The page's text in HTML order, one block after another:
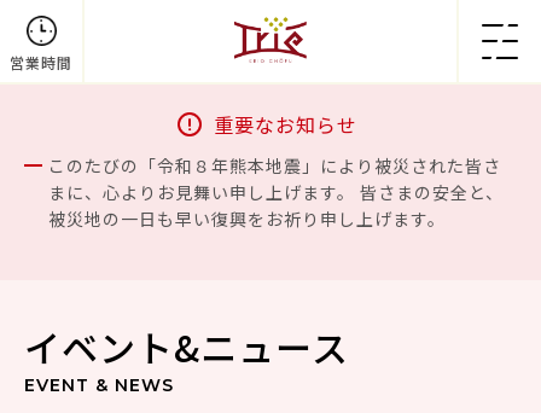
営業時間
重要なお知らせ
このたびの「令和８年熊本地震」により被災された皆さ
まに、心よりお見舞い申し上げます。 皆さまの安全と、
被災地の一日も早い復興をお祈り申し上げます。
イベント&ニュース
EVENT & NEWS